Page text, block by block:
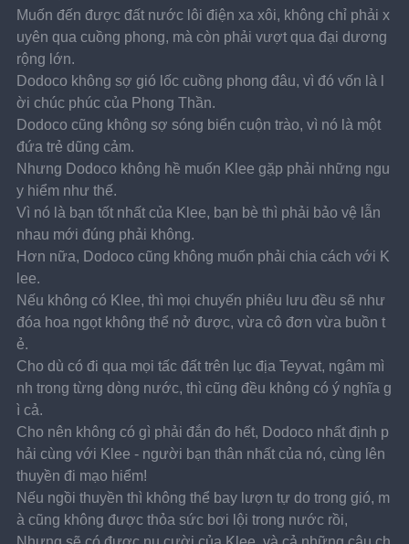
Muốn đến được đất nước lôi điện xa xôi, không chỉ phải x
uyên qua cuồng phong, mà còn phải vượt qua đại dương
rộng lớn.
Dodoco không sợ gió lốc cuồng phong đâu, vì đó vốn là l
ời chúc phúc của Phong Thần.
Dodoco cũng không sợ sóng biển cuộn trào, vì nó là một
đứa trẻ dũng cảm.
Nhưng Dodoco không hề muốn Klee gặp phải những ngu
y hiểm như thế.
Vì nó là bạn tốt nhất của Klee, bạn bè thì phải bảo vệ lẫn
nhau mới đúng phải không.
Hơn nữa, Dodoco cũng không muốn phải chia cách với K
lee.
Nếu không có Klee, thì mọi chuyến phiêu lưu đều sẽ như
đóa hoa ngọt không thể nở được, vừa cô đơn vừa buồn t
ẻ.
Cho dù có đi qua mọi tấc đất trên lục địa Teyvat, ngâm mì
nh trong từng dòng nước, thì cũng đều không có ý nghĩa g
ì cả.
Cho nên không có gì phải đắn đo hết, Dodoco nhất định p
hải cùng với Klee - người bạn thân nhất của nó, cùng lên
thuyền đi mạo hiểm!
Nếu ngồi thuyền thì không thể bay lượn tự do trong gió, m
à cũng không được thỏa sức bơi lội trong nước rồi,